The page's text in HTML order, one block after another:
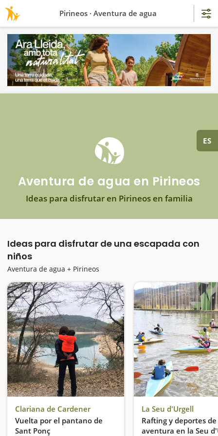
ES
Aventura de agua en Pirineos
Ideas para disfrutar en Pirineos en familia
Ideas para disfrutar de una escapada con
niños
Aventura de agua + Pirineos
Clariana de Cardener
Vuelta por el pantano de
Sant Ponç
La Seu d'Urgell
Rafting y deportes de
aventura en la Seu
Pirineos · Aventura de agua